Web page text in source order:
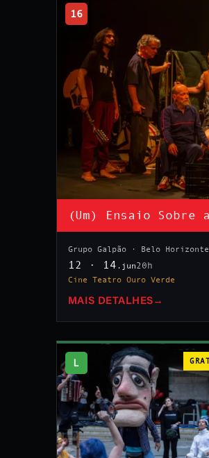
16
(Um) Ensaio Sobre
Grupo Galpão · Belo Horizonte
12 · 14 .jun20h
Cine Teatro Ouro Verde
MAIS DETALHES →
L